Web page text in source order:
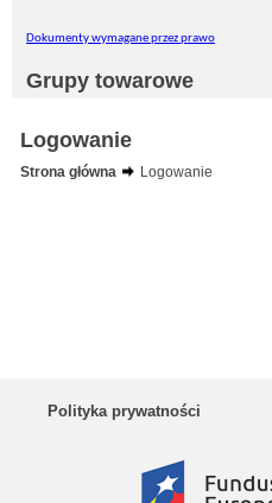
Dokumenty wymagane przez prawo
Grupy towarowe
Logowanie
Strona główna
Logowanie
Polityka prywatności